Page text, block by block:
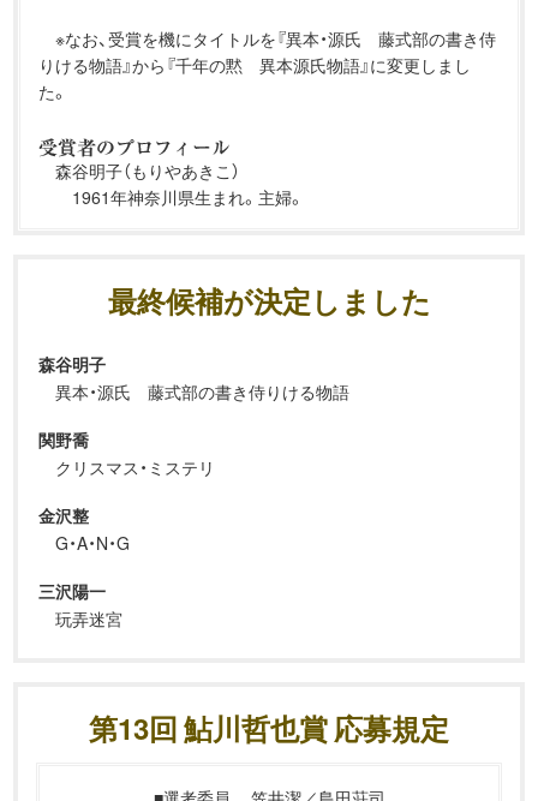
※なお、受賞を機にタイトルを『異本・源氏 藤式部の書き侍
りける物語』から『千年の黙 異本源氏物語』に変更しまし
た。
森谷明子（もりやあきこ）
1961年神奈川県生まれ。主婦。
最終候補が決定しました
森谷明子
異本・源氏 藤式部の書き侍りける物語
関野喬
クリスマス・ミステリ
金沢整
G・A・N・G
三沢陽一
玩弄迷宮
第13回 鮎川哲也賞 応募規定